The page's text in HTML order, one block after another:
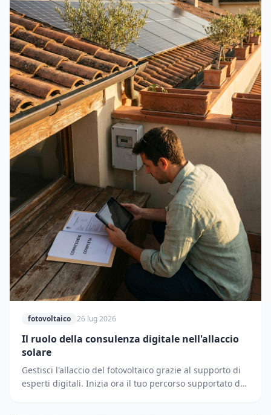
fotovoltaico 26 lug 2026
Il ruolo della consulenza digitale nell'allaccio
solare
Gestisci l'allaccio del fotovoltaico grazie al supporto di
esperti digitali. Inizia ora il tuo percorso supportato dai